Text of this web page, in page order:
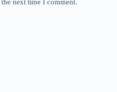
next time I comment.